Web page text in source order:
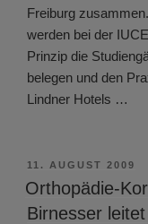
Freiburg
werden bei der
Prinzip die
belegen und den
Lindner Hotels …
VERÖFFENTLICHT
AM
11. AUGUST 2009
Orthopädie-
Birnesser